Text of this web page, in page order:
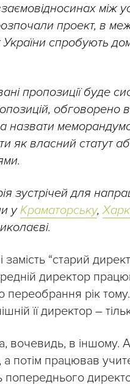
між
проект, в
України спробують
пропозиції буде
обговорено
назвати
як власний статут
зустрічей для
уКраматорську,
замість “старий
директор
переобрання рік
її директор –
вочевидь, в іншому.
а потім працював
попереднього